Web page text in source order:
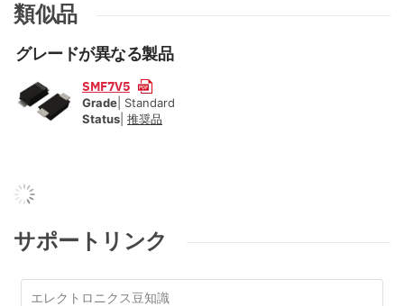
類似品
グレードが異なる製品
SMF7V5
Grade | Standard
Status 推奨品
サポートリンク
エレクトロニクス豆知識